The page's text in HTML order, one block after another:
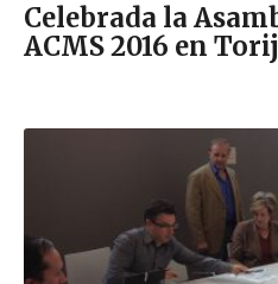
Celebrada la
ACMS 2016 en